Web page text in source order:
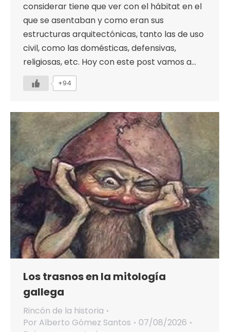
considerar tiene que ver con el hábitat en el
que se asentaban y como eran sus
estructuras arquitectónicas, tanto las de uso
civil, como las domésticas, defensivas,
religiosas, etc. Hoy con este post vamos a…
+94
Los trasnos en la mitología
gallega
Rincón de la historia
Por Alberto Gómez Santos
07/08/2026